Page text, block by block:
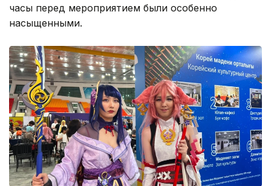
часы перед мероприятием были особенно
насыщенными.